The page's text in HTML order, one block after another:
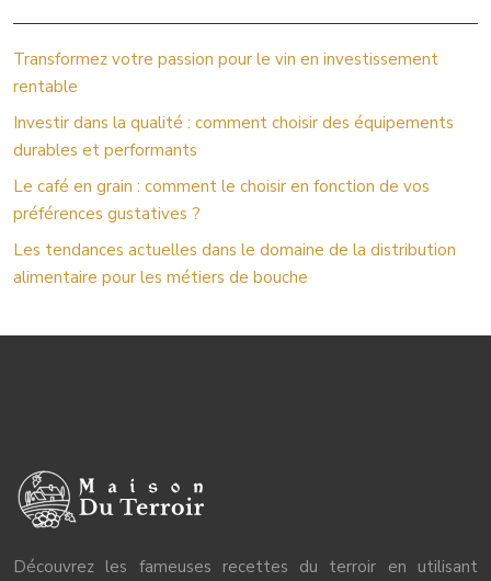
Transformez votre passion pour le vin en investissement
rentable
Investir dans la qualité : comment choisir des équipements
durables et performants
Le café en grain : comment le choisir en fonction de vos
préférences gustatives ?
Les tendances actuelles dans le domaine de la distribution
alimentaire pour les métiers de bouche
Découvrez les fameuses recettes du terroir en utilisant